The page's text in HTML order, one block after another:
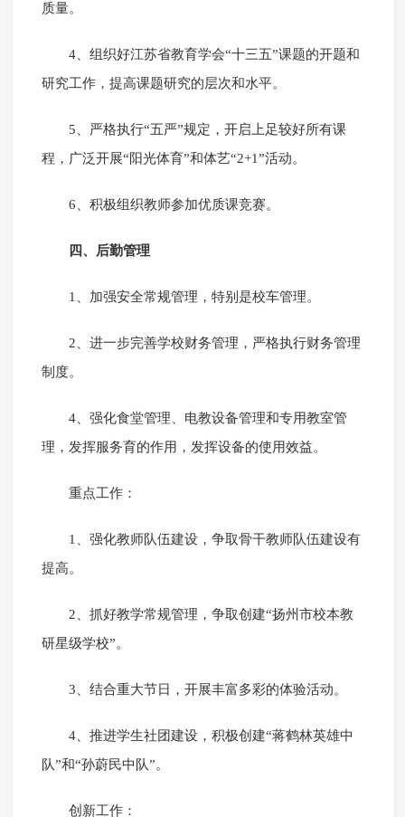
质量。
4、组织好江苏省教育学会“十三五”课题的开题和
研究工作，提高课题研究的层次和水平。
5、严格执行“五严”规定，开启上足较好所有课
程，广泛开展“阳光体育”和体艺“2+1”活动。
6、积极组织教师参加优质课竞赛。
四、后勤管理
1、加强安全常规管理，特别是校车管理。
2、进一步完善学校财务管理，严格执行财务管理
制度。
4、强化食堂管理、电教设备管理和专用教室管
理，发挥服务育的作用，发挥设备的使用效益。
重点工作：
1、强化教师队伍建设，争取骨干教师队伍建设有
提高。
2、抓好教学常规管理，争取创建“扬州市校本教
研星级学校”。
3、结合重大节日，开展丰富多彩的体验活动。
4、推进学生社团建设，积极创建“蒋鹤林英雄中
队”和“孙蔚民中队”。
创新工作：